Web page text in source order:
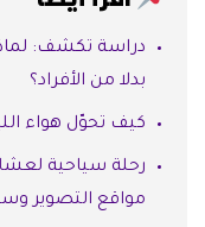
دراسة تكشف:
بدلا من الأفراد؟
كيف تحوّل هواء
رحلة سياحية
مواقع التصوير